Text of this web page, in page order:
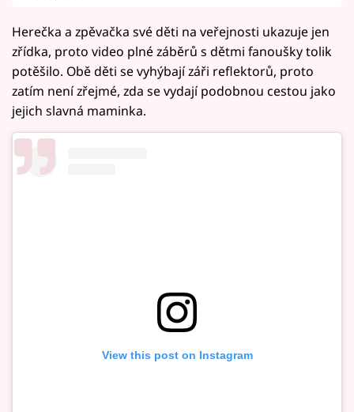
Herečka a zpěvačka své děti na veřejnosti ukazuje jen
zřídka, proto video plné záběrů s dětmi fanoušky tolik
potěšilo. Obě děti se vyhýbají záři reflektorů, proto
zatím není zřejmé, zda se vydají podobnou cestou jako
jejich slavná maminka.
View this post on Instagram